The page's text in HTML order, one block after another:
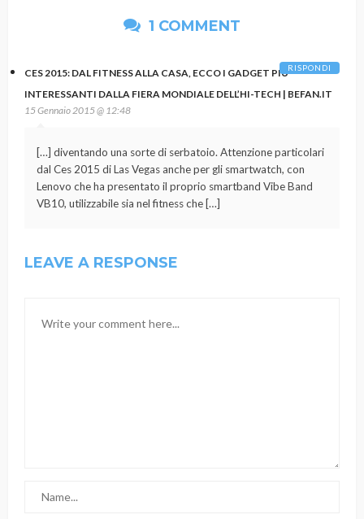
1 COMMENT
CES 2015: DAL FITNESS ALLA CASA, ECCO I GADGET PIÙ
INTERESSANTI DALLA FIERA MONDIALE DELL’HI-TECH | BEFAN.IT
15 Gennaio 2015 @ 12:48
[…] diventando una sorte di serbatoio. Attenzione particolari
dal Ces 2015 di Las Vegas anche per gli smartwatch, con
Lenovo che ha presentato il proprio smartband Vibe Band
VB10, utilizzabile sia nel fitness che […]
RISPONDI
LEAVE A RESPONSE